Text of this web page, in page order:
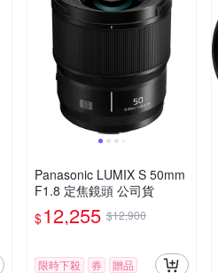
Panasonic LUMIX S 50mm
F1.8 定焦鏡頭 公司貨
$12,255 $12,900
限時下殺 券 贈品